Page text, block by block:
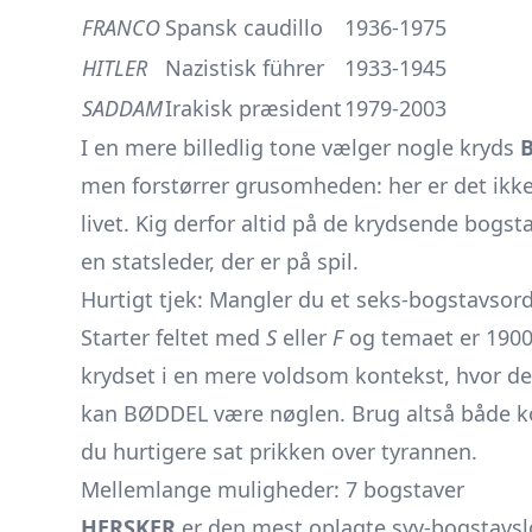
FRANCO Spansk caudillo
1936-1975
HITLER
Nazistisk führer
1933-1945
SADDAMIrakisk præsident 1979-2003
I en mere billedlig tone vælger nogle kryds
men forstørrer grusomheden: her er det
livet. Kig derfor altid på de krydsende
en statsleder, der er på spil.
Hurtigt tjek: Mangler du et seks-
Starter feltet med S eller Fog temaet er
krydset i en mere voldsom kontekst, hvor
kan BØDDEL være nøglen. Brug altså både
du hurtigere sat prikken over tyrannen.
Mellemlange muligheder: 7 bogstaver